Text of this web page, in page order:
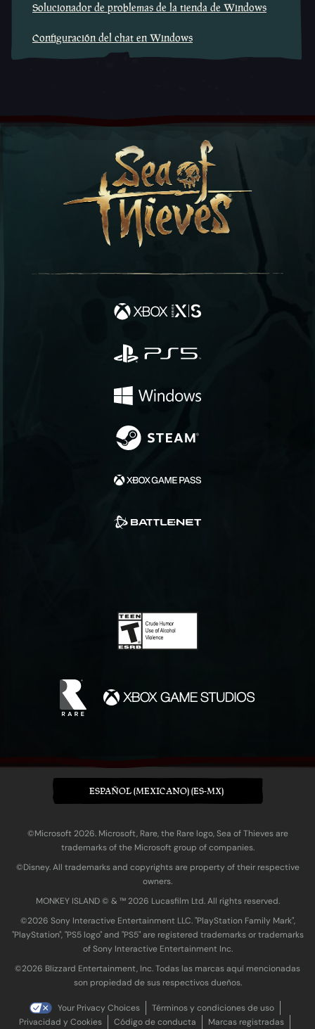
Solucionador de problemas de la tienda de Windows
Configuración del chat en Windows
ESPAÑOL (MEXICANO) (ES-MX)
©Microsoft 2026. Microsoft, Rare, the Rare logo, Sea of Thieves are
trademarks of the Microsoft group of companies.
©Disney. All trademarks and copyrights are property of their respective
owners.
MONKEY ISLAND © & ™ 20‍26 Lucasfilm Ltd. All rights reserved.
©2026 Sony Interactive Entertainment LLC. "PlayStation Family Mark",
"PlayStation", "PS5 logo" and "PS5" are registered trademarks or trademarks
of Sony Interactive Entertainment Inc.
©2026 Blizzard Entertainment, Inc. Todas las marcas aquí mencionadas
son propiedad de sus respectivos dueños.
Your Privacy Choices
Términos y condiciones de uso
Privacidad y Cookies
Código de conducta Marcas registradas